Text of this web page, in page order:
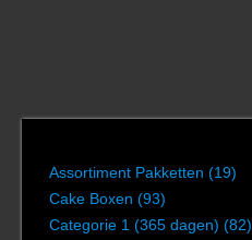
Assortiment Pakketten (19)
Cake Boxen (93)
Categorie 1 (365 dagen) (82)